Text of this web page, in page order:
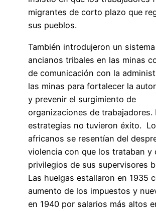
migrantes de corto plazo que
sus pueblos.
También introdujeron un
ancianos tribales en las minas
de comunicación con la
las minas para fortalecer la
y prevenir el surgimiento de
organizaciones de trabajadores.
estrategias no tuvieron éxito.
africanos se resentían del
violencia con que los trataban y
privilegios de sus supervisores
Las huelgas estallaron en 1935
aumento de los impuestos y
en 1940 por salarios más altos